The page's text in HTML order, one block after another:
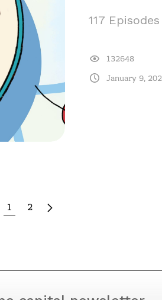
117 Episodes
132648
January 9,
1 2